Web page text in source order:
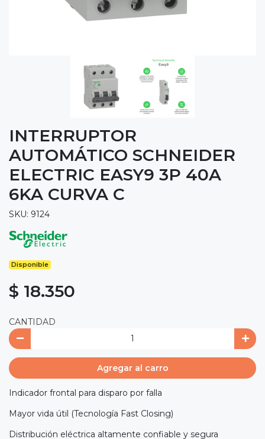
INTERRUPTOR
AUTOMÁTICO SCHNEIDER
ELECTRIC EASY9 3P 40A
6KA CURVA C
SKU: 9124
Disponible
$ 18.350
CANTIDAD
Agregar al carro
Indicador frontal para disparo por falla
Mayor vida útil (Tecnología Fast Closing)
Distribución eléctrica altamente confiable y segura